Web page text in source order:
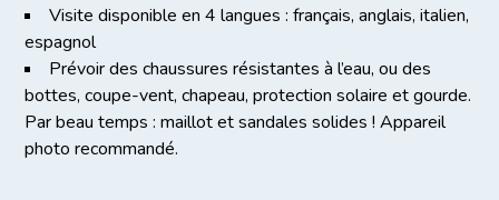
Visite disponible en 4 langues : français, anglais, italien,
espagnol
Prévoir des chaussures résistantes à l’eau, ou des
bottes, coupe-vent, chapeau, protection solaire et gourde.
Par beau temps : maillot et sandales solides ! Appareil
photo recommandé.